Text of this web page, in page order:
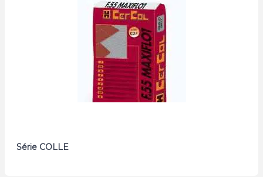
Série COLLE